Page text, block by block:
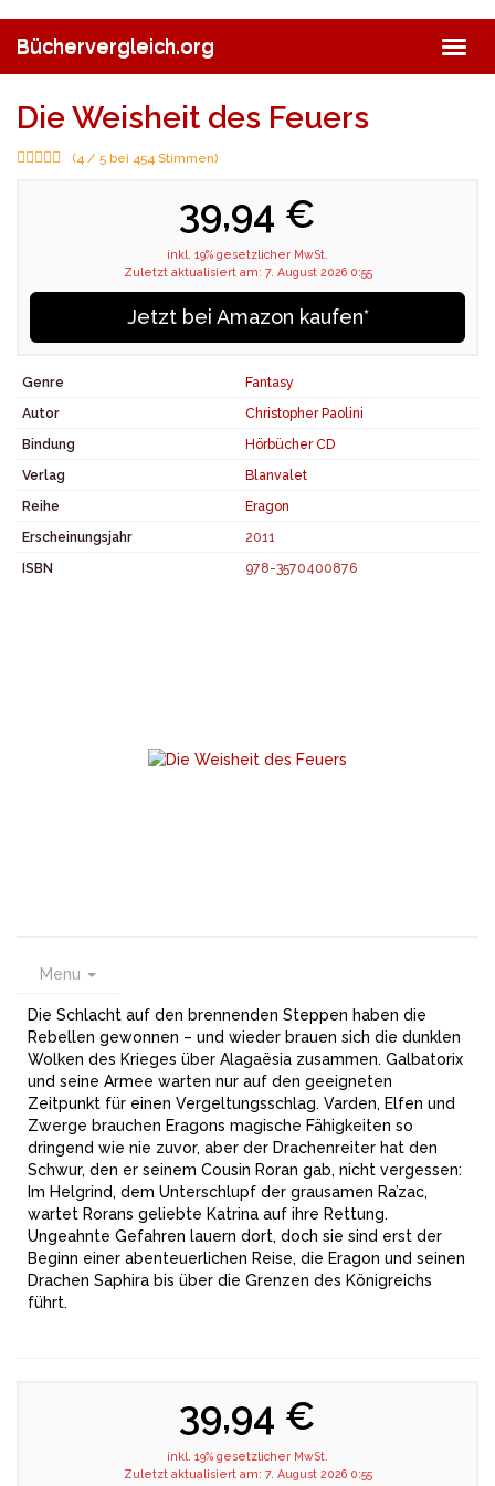
main
content
Büchervergleich.org
Die Weisheit des Feuers
(4 / 5 bei 454 Stimmen)
39,94 €
inkl. 19% gesetzlicher MwSt.
Zuletzt aktualisiert am: 7. August 2026 0:55
Jetzt bei Amazon kaufen*
Genre
Fantasy
Autor
Christopher Paolini
Bindung
Hörbücher CD
Verlag
Blanvalet
Reihe
Eragon
Erscheinungsjahr
2011
ISBN
978-3570400876
Menu
Die Schlacht auf den brennenden Steppen haben die
Rebellen gewonnen – und wieder brauen sich die dunklen
Wolken des Krieges über Alagaësia zusammen. Galbatorix
und seine Armee warten nur auf den geeigneten
Zeitpunkt für einen Vergeltungsschlag. Varden, Elfen und
Zwerge brauchen Eragons magische Fähigkeiten so
dringend wie nie zuvor, aber der Drachenreiter hat den
Schwur, den er seinem Cousin Roran gab, nicht vergessen:
Im Helgrind, dem Unterschlupf der grausamen Ra’zac,
wartet Rorans geliebte Katrina auf ihre Rettung.
Ungeahnte Gefahren lauern dort, doch sie sind erst der
Beginn einer abenteuerlichen Reise, die Eragon und seinen
Drachen Saphira bis über die Grenzen des Königreichs
führt.
39,94 €
inkl. 19% gesetzlicher MwSt.
Zuletzt aktualisiert am: 7. August 2026 0:55